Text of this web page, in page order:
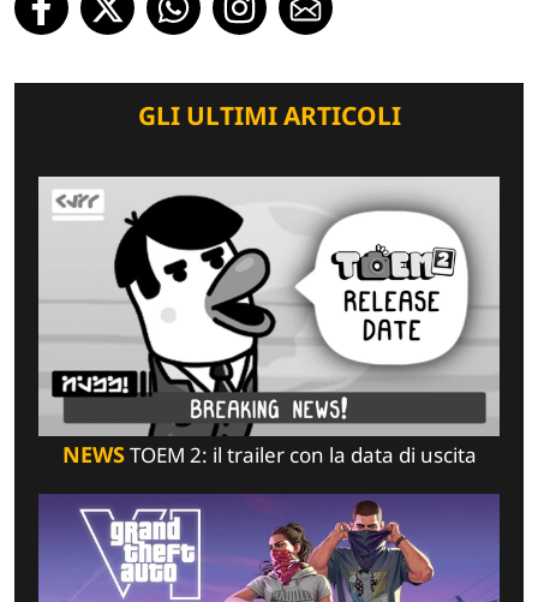
GLI ULTIMI ARTICOLI
NEWSTOEM 2: il trailer con la data di uscita